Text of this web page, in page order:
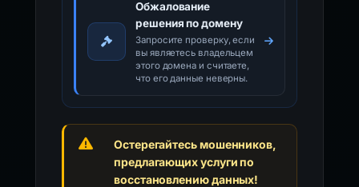
Обжалование
решения по домену
Запросите проверку, если
вы являетесь владельцем
этого домена и считаете,
что его данные неверны.
Остерегайтесь мошенников,
предлагающих услуги по
восстановлению данных!